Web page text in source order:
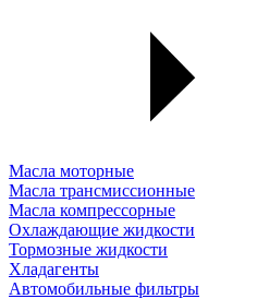
Масла моторные
Масла трансмиссионные
Масла компрессорные
Охлаждающие жидкости
Тормозные жидкости
Хладагенты
Автомобильные фильтры